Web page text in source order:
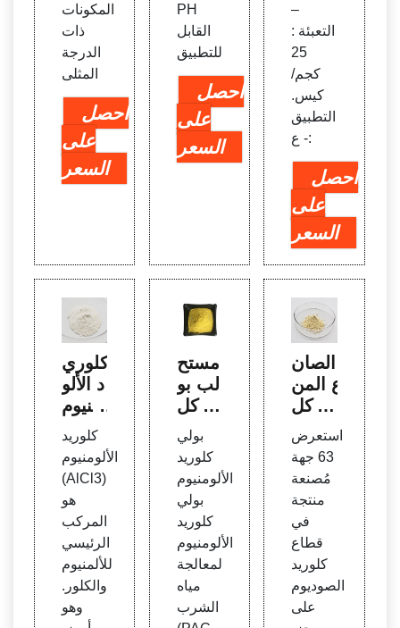
المكونات
ذات
الدرجة
المثلى
احصل
على
السعر
PH
القابل
للتطبيق
احصل
على
السعر
–
التعبئة :
25
كجم/
كيس.
التطبيق
:- ع
احصل
على
السعر
كلوري
د الألو
منيوم
- كلور
يد الأل
ومنيو
م أحد
ث الأ
سعار
والمص
نعين&
المور
دون
كلوريد
الألومنيوم
(AlCl3)
هو
المركب
الرئيسي
للألمنيوم
والكلور.
وهو
مستح
لب بو
لي كل
وريد ا
لألومن
يوم ع
الي ال
نقاء ف
ي الب
حرين
| الش
ركة ال
مصنع
بولي
كلوريد
الألومنيوم
بولي
كلوريد
الألومنيوم
لمعالجة
مياه
الشرب
الصان
ع المن
تج كل
وريد ا
لصودي
وم | ي
وروبي
جز
استعرض
63 جهة
مُصنعة
منتجة
في
قطاع
كلوريد
الصوديوم
على